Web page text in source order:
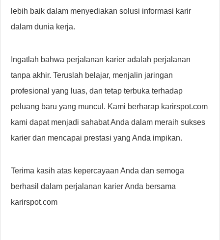
lebih baik dalam menyediakan solusi informasi karir
dalam dunia kerja.
Ingatlah bahwa perjalanan karier adalah perjalanan
tanpa akhir. Teruslah belajar, menjalin jaringan
profesional yang luas, dan tetap terbuka terhadap
peluang baru yang muncul. Kami berharap karirspot.com
kami dapat menjadi sahabat Anda dalam meraih sukses
karier dan mencapai prestasi yang Anda impikan.
Terima kasih atas kepercayaan Anda dan semoga
berhasil dalam perjalanan karier Anda bersama
karirspot.com